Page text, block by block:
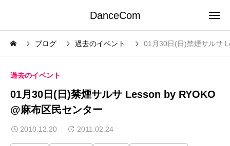
DanceCom
ブログ 過去のイベント 01月30日(日)禁煙サルサ
過去のイベント
01月30日(日)禁煙サルサ Lesson by RYOKO
@麻布区民センター
2010.12.20 2011.02.24